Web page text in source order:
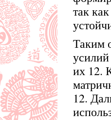
так
Таким
их 12.
12.